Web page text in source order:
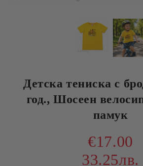
Детска тениска с
год., Шосеен
памук
€17.00
33.25лв.